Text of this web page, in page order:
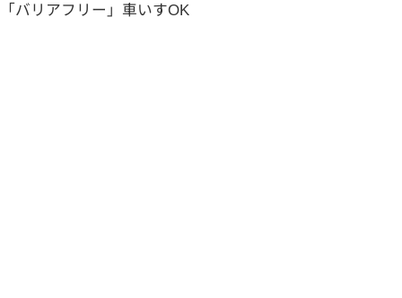
「 バリアフリー 」 車いすOK